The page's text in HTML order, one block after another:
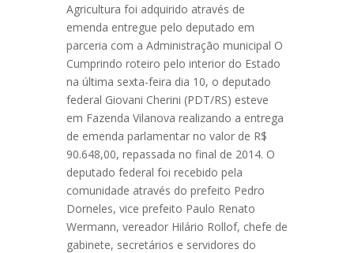
Agricultura foi adquirido através de
emenda entregue pelo deputado em
parceria com a Administração municipal O
Cumprindo roteiro pelo interior do Estado
na última sexta-feira dia 10, o deputado
federal Giovani Cherini (PDT/RS) esteve
em Fazenda Vilanova realizando a entrega
de emenda parlamentar no valor de R$
90.648,00, repassada no final de 2014. O
deputado federal foi recebido pela
comunidade através do prefeito Pedro
Dorneles, vice prefeito Paulo Renato
Wermann, vereador Hilário Rollof, chefe de
gabinete, secretários e servidores do